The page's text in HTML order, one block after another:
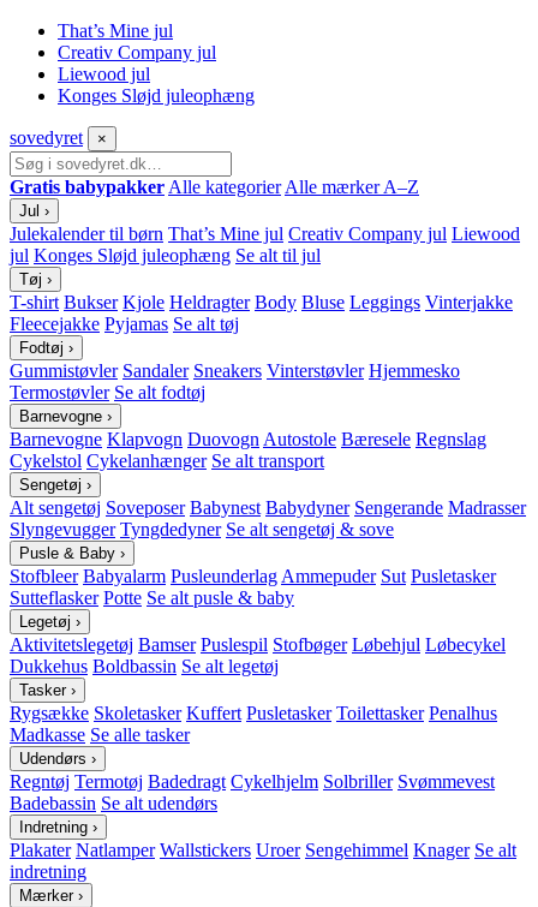
That’s Mine jul
Creativ Company jul
Liewood jul
Konges Sløjd juleophæng
sovedyret ×
Gratis babypakker Alle kategorier Alle mærker A–Z
Jul ›
Julekalender til børn That’s Mine jul Creativ Company jul Liewood
jul Konges Sløjd juleophæng Se alt til jul
Tøj ›
T-shirt Bukser Kjole Heldragter Body Bluse Leggings Vinterjakke
Fleecejakke Pyjamas Se alt tøj
Fodtøj ›
Gummistøvler Sandaler Sneakers Vinterstøvler Hjemmesko
Termostøvler Se alt fodtøj
Barnevogne ›
Barnevogne Klapvogn Duovogn Autostole Bæresele Regnslag
Cykelstol Cykelanhænger Se alt transport
Sengetøj ›
Alt sengetøj Soveposer Babynest Babydyner Sengerande Madrasser
Slyngevugger Tyngdedyner Se alt sengetøj & sove
Pusle & Baby ›
Stofbleer Babyalarm Pusleunderlag Ammepuder Sut Pusletasker
Sutteflasker Potte Se alt pusle & baby
Legetøj ›
Aktivitetslegetøj Bamser Puslespil Stofbøger Løbehjul Løbecykel
Dukkehus Boldbassin Se alt legetøj
Tasker ›
Rygsække Skoletasker Kuffert Pusletasker Toilettasker Penalhus
Madkasse Se alle tasker
Udendørs ›
Regntøj Termotøj Badedragt Cykelhjelm Solbriller Svømmevest
Badebassin Se alt udendørs
Indretning ›
Plakater Natlamper Wallstickers Uroer Sengehimmel Knager Se alt
indretning
Mærker ›